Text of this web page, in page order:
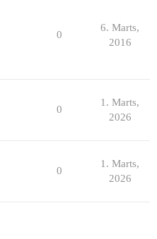
0
6. Marts,
2016
0
1. Marts,
2026
0
1. Marts,
2026